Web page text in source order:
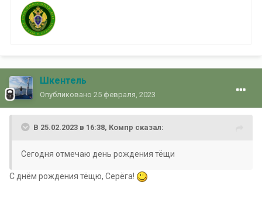
Шкентель
Опубликовано 25 февраля, 2023
В 25.02.2023 в 16:38, Компр сказал:
Сегодня отмечаю день рождения тёщи
С днём рождения тёщю, Серёга!